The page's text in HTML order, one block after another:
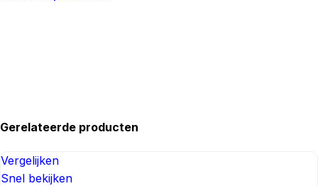
Gerelateerde producten​
Vergelijken
Snel bekijken